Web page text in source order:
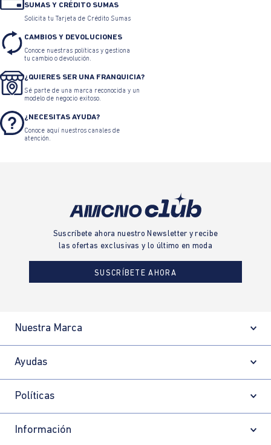
SUMAS Y CRÉDITO SUMAS
Solicita tu Tarjeta de Crédito Sumas
CAMBIOS Y DEVOLUCIONES
Conoce nuestras políticas y gestiona
tu cambio o devolución.
¿QUIERES SER UNA FRANQUICIA?
Sé parte de una marca reconocida y un
modelo de negocio exitoso.
¿NECESITAS AYUDA?
Conoce aquí nuestros canales de
atención.
Suscríbete ahora nuestro Newsletter y recibe
las ofertas exclusivas y lo último en moda
SUSCRÍBETE AHORA
Nuestra Marca
Ayudas
Políticas
Información